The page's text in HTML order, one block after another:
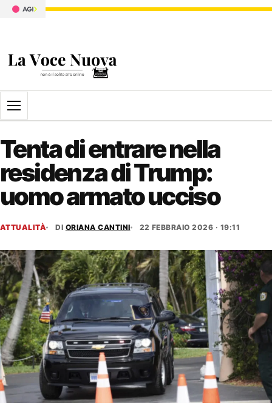
Apri il menu
Tenta di entrare nella
residenza di Trump:
uomo armato ucciso
ATTUALITÀ DI ORIANA CANTINI 22 FEBBRAIO 2026 · 19:11